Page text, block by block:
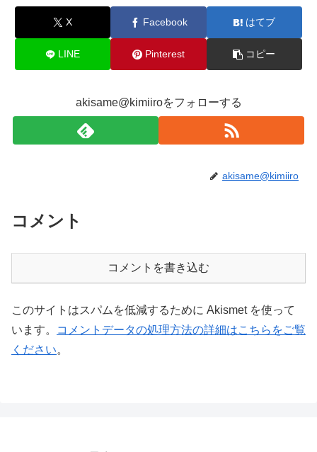
X Facebook はてブ
LINE Pinterest コピー
akisame@kimiiroをフォローする
akisame@kimiiro
コメント
コメントを書き込む
このサイトはスパムを低減するために Akismet を使って
います。
コメントデータの処理方法の詳細はこちらをご覧
ください。